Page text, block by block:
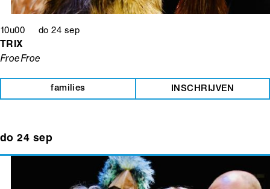
10u00 do 24 sep
TRIX
FroeFroe
families INSCHRIJVEN
do 24 sep